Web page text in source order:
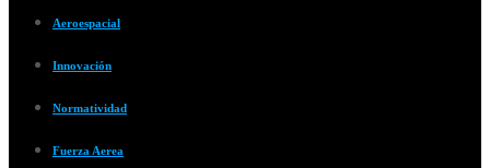
Aeroespacial
Innovación
Normatividad
Fuerza Aerea